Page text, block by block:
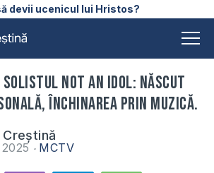
devii ucenicul lui Hristos?
Not an Idol: născut
închinarea prin muzică.
MCTV